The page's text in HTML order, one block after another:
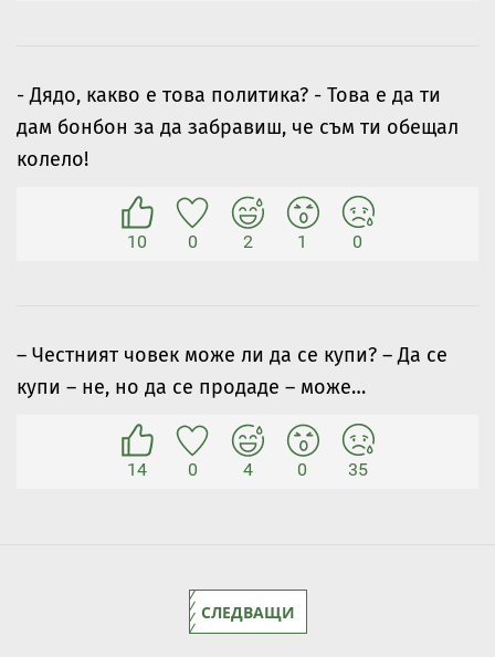
- Дядо, какво е това политика? - Това е да ти
дам бонбон за да забравиш, че съм ти обещал
колело!
10 0 2 1 0
– Честният човек може ли да се купи? – Да се
купи – не, но да се продаде – може…
14 0 4 0 35
СЛЕДВАЩИ